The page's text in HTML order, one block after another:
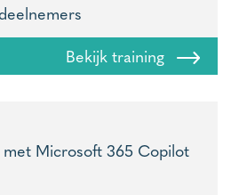
Bekijk training
Microsoft 365 Copilot